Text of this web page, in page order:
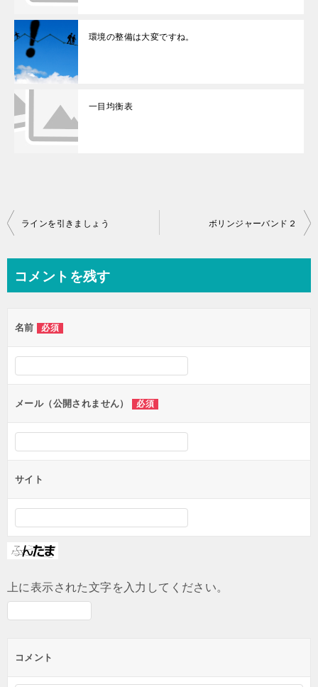
環境の整備は大変ですね。
一目均衡表
投
ビ
ー
シ
ョ
ン
ラインを引きましょう ボリンジャーバンド２
コメントを残す
名前 必須
メール（公開されません） 必須
サイト
上に表示された文字を入力してください。
コメント